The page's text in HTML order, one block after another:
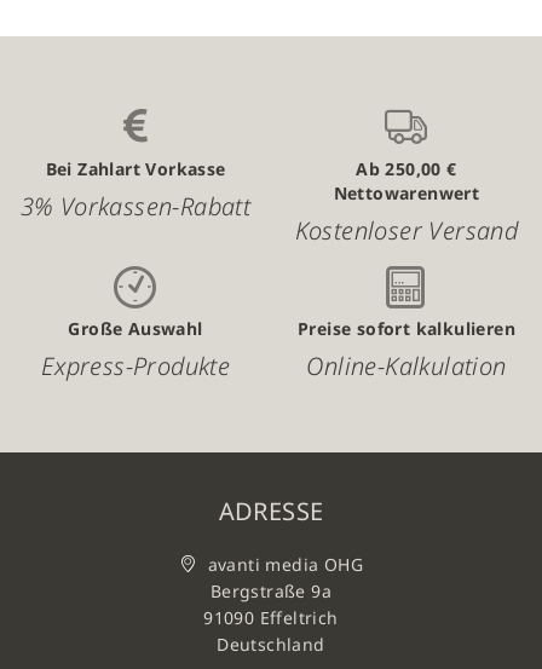
Bei Zahlart Vorkasse
3% Vorkassen-Rabatt
Ab 250,00 €
Nettowarenwert
Kostenloser Versand
Große Auswahl
Express-Produkte
Preise sofort kalkulieren
Online-Kalkulation
ADRESSE
avanti media OHG
Bergstraße 9a
91090 Effeltrich
Deutschland